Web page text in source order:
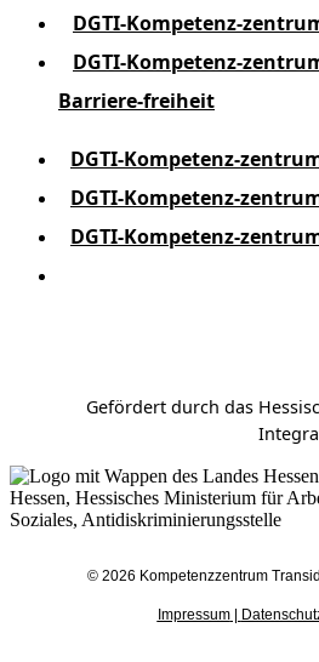
DGTI-Kompetenz-
DGTI-Kompetenz-
Barriere-freiheit
DGTI-Kompetenz-
DGTI-Kompetenz-
DGTI-Kompetenz-
Gefördert durch das
© 2026 Kompetenzzentrum
Impressum|